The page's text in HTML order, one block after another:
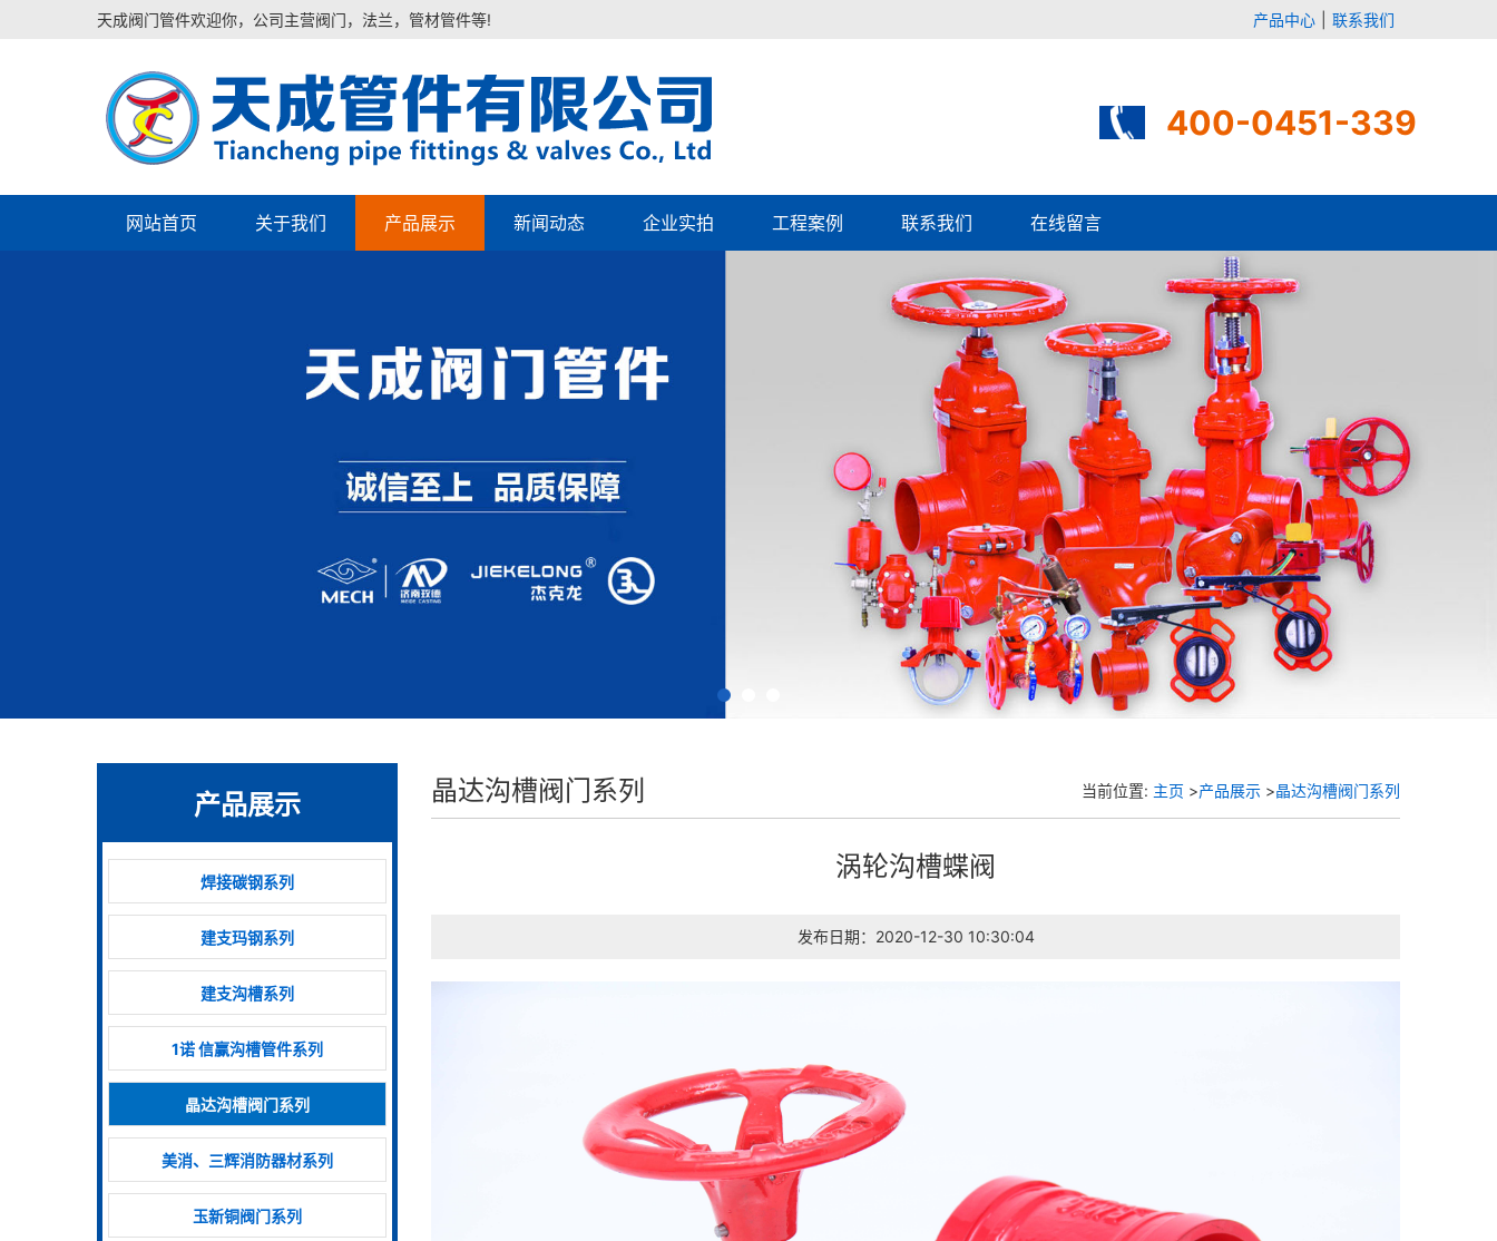
天成阀门管件欢迎你，公司主营阀门，法兰，管材管件等! 产品中心 联系我们
400-0451-339
网站首页 关于我们 产品展示 新闻动态 企业实拍 工程案例 联系我们 在线留言
产品展示
焊接碳钢系列
建支玛钢系列
建支沟槽系列
1诺 信赢沟槽管件系列
晶达沟槽阀门系列
美消、三辉消防器材系列
玉新铜阀门系列
晶达沟槽阀门系列 当前位置: 主页 >产品展示 >晶达沟槽阀门系列
涡轮沟槽蝶阀
发布日期：2020-12-30 10:30:04